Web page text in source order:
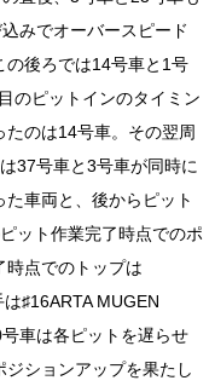
みでオーバースピード
の後ろでは14号車と1号
のピットインのタイミン
のは14号車。その翌周
37号車と3号車が同時に
車両と、後からピット
ット作業完了時点でのポ
時点でのトップは
♯16ARTA MUGEN
車は各ピットを遅らせ
ションアップを果たし